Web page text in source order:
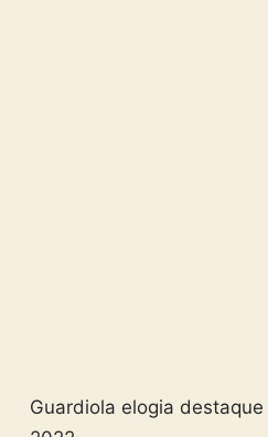
Guardiola elogia